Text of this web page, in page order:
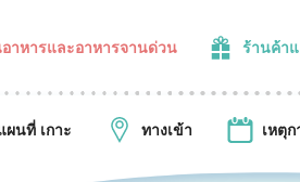
าหารและอาหารจานด่วน ร้านค้า
ผนที่ เกาะ ทางเข้า เหตุ